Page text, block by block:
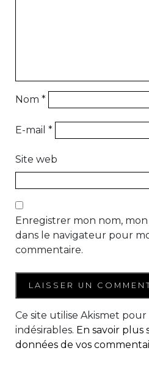
Nom *
E-mail *
Site web
Enregistrer mon nom,
dans le navigateur pour
commentaire.
Ce site utilise Akismet
indésirables. En savoir plus
données de vos